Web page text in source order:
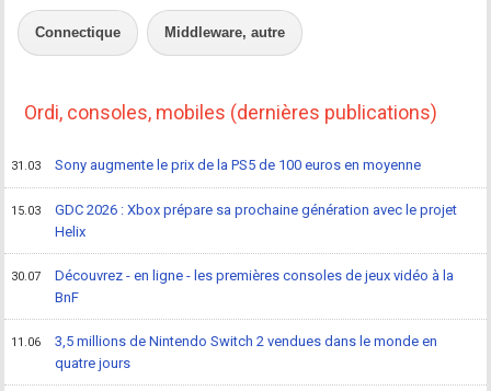
Connectique Middleware, autre
Ordi, consoles, mobiles (dernières publications)
31.03 Sony augmente le prix de la PS5 de 100 euros en moyenne
15.03
GDC 2026 : Xbox prépare sa prochaine génération avec le projet
Helix
30.07
Découvrez - en ligne - les premières consoles de jeux vidéo à la
BnF
11.06
3,5 millions de Nintendo Switch 2 vendues dans le monde en
quatre jours